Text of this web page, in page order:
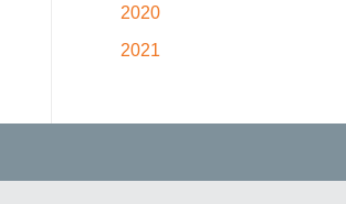
2020
2021